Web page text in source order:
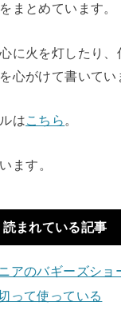
まとめています。
に火を灯したり、
心がけて書いてい
はこちら 。
ます。
まれている記事
アのバギーズショ
って使っている